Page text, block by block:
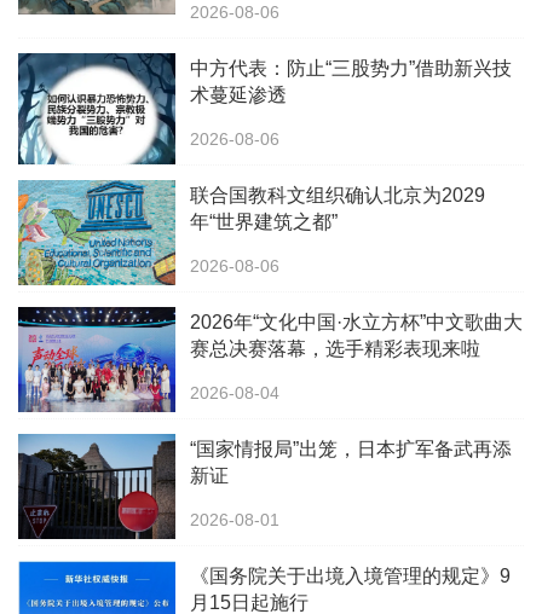
2026-08-06
中方代表：防止“三股势力”借助新兴技
术蔓延渗透
2026-08-06
联合国教科文组织确认北京为2029
年“世界建筑之都”
2026-08-06
2026年“文化中国·水立方杯”中文歌曲大
赛总决赛落幕，选手精彩表现来啦
2026-08-04
“国家情报局”出笼，日本扩军备武再添
新证
2026-08-01
《国务院关于出境入境管理的规定》9
月15日起施行